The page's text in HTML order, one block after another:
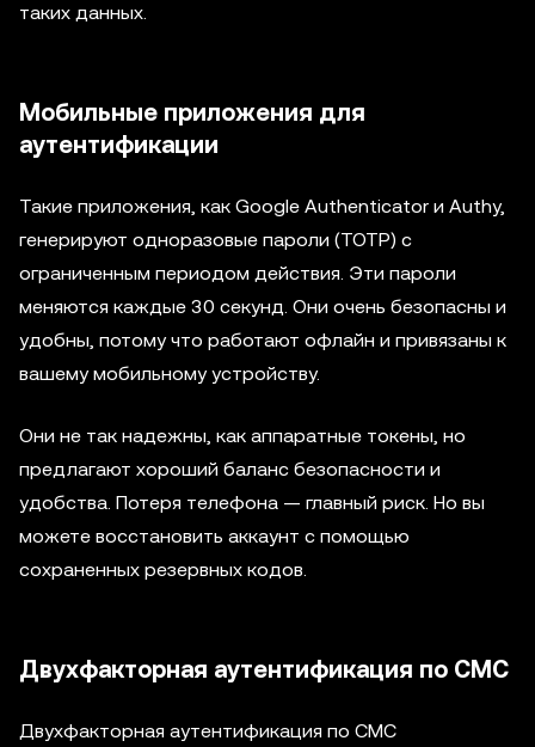
таких данных.
Мобильные приложения для
аутентификации
Такие приложения, как Google Authenticator и Authy,
генерируют одноразовые пароли (TOTP) с
ограниченным периодом действия. Эти пароли
меняются каждые 30 секунд. Они очень безопасны и
удобны, потому что работают офлайн и привязаны к
вашему мобильному устройству.
Они не так надежны, как аппаратные токены, но
предлагают хороший баланс безопасности и
удобства. Потеря телефона — главный риск. Но вы
можете восстановить аккаунт с помощью
сохраненных резервных кодов.
Двухфакторная аутентификация по СМС
Двухфакторная аутентификация по СМС